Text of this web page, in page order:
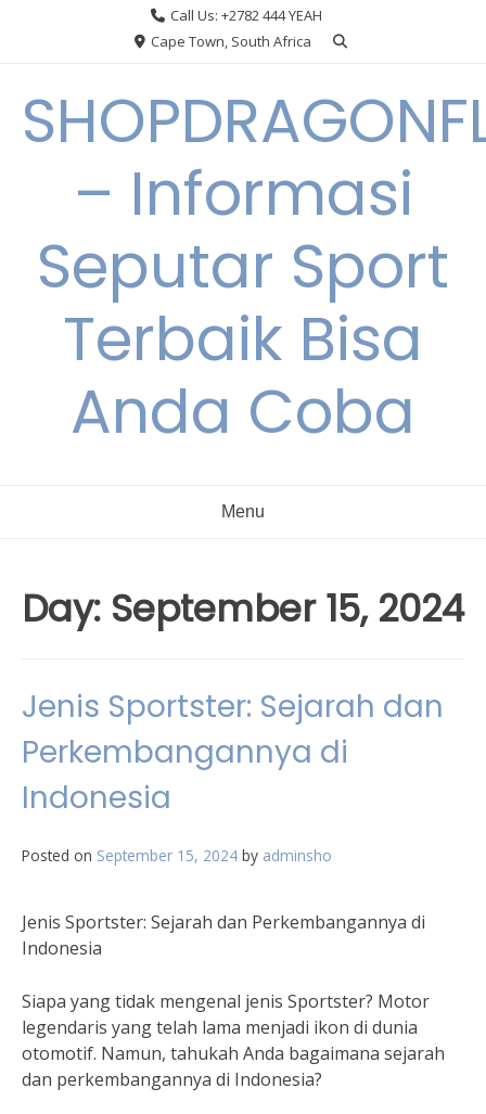
Call Us: +2782 444 YEAH
Cape Town, South Africa
– Informasi
Seputar Sport
Terbaik Bisa
Anda Coba
Menu
Day: September 15, 2024
Jenis Sportster: Sejarah dan
Perkembangannya di
Indonesia
Posted on September 15, 2024 by adminsho
Jenis Sportster: Sejarah dan Perkembangannya di
Indonesia
Siapa yang tidak mengenal jenis Sportster? Motor
legendaris yang telah lama menjadi ikon di dunia
otomotif. Namun, tahukah Anda bagaimana sejarah
dan perkembangannya di Indonesia?